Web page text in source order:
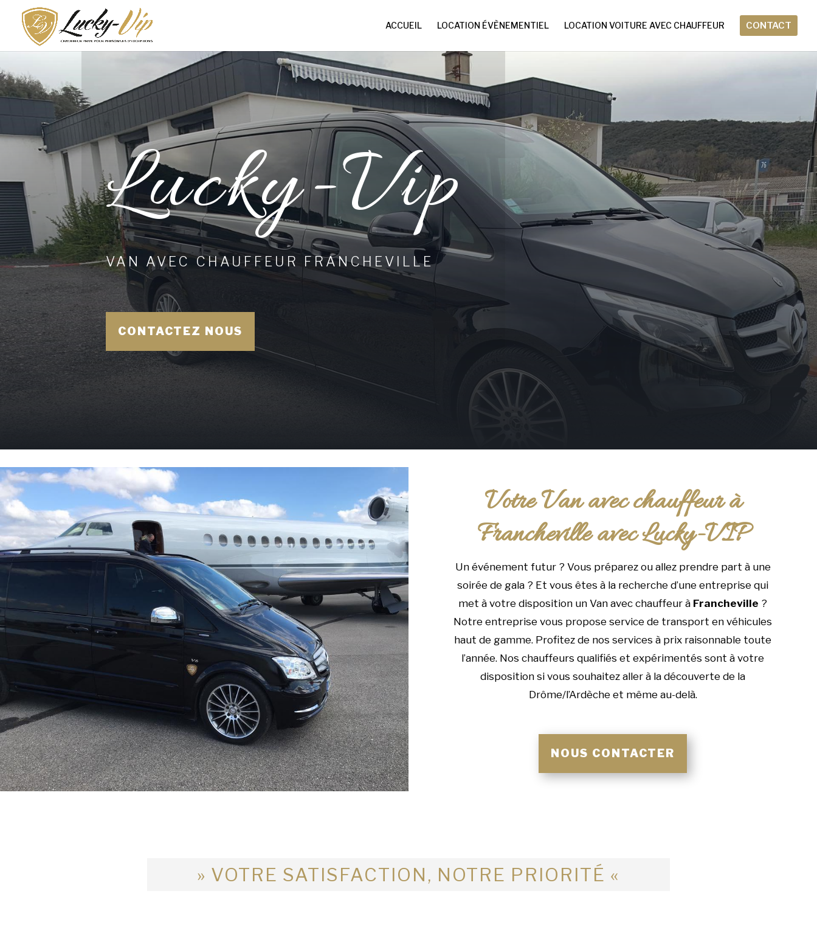
ACCUEIL LOCATION ÉVÈNEMENTIEL LOCATION VOITURE AVEC CHAUFFEUR CONTACT
Lucky-Vip
VAN AVEC CHAUFFEUR FRANCHEVILLE
CONTACTEZ NOUS
Votre Van avec chauffeur à
Francheville avec Lucky-VIP
Un événement futur ? Vous préparez ou allez prendre part à une
soirée de gala ? Et vous êtes à la recherche d’une entreprise qui
met à votre disposition un Van avec chauffeur à Francheville ?
Notre entreprise vous propose service de transport en véhicules
haut de gamme. Profitez de nos services à prix raisonnable toute
l’année. Nos chauffeurs qualifiés et expérimentés sont à votre
disposition si vous souhaitez aller à la découverte de la
Drôme/l’Ardèche et même au-delà.
NOUS CONTACTER
» VOTRE SATISFACTION, NOTRE PRIORITÉ «